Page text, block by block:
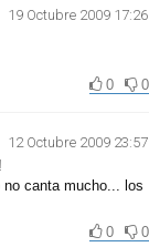
19 Octubre 2009 17:26
0
0
12 Octubre 2009 23:57
no canta mucho... los
0
0